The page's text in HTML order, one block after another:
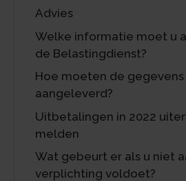
Advies
Welke informatie moet u
de Belastingdienst?
Hoe moeten de
aangeleverd?
Uitbetalingen in 2022
melden
Wat gebeurt er als u niet
verplichting voldoet?